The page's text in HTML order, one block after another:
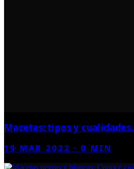
Macetas: tipos y cualidades.
19 MAR 2022 ·0 MIN